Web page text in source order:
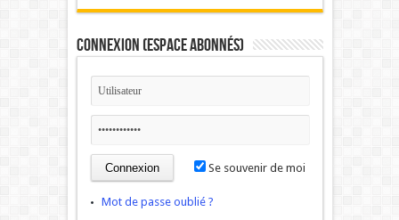
Connexion (Espace Abonnés)
Se souvenir de moi
Mot de passe oublié ?